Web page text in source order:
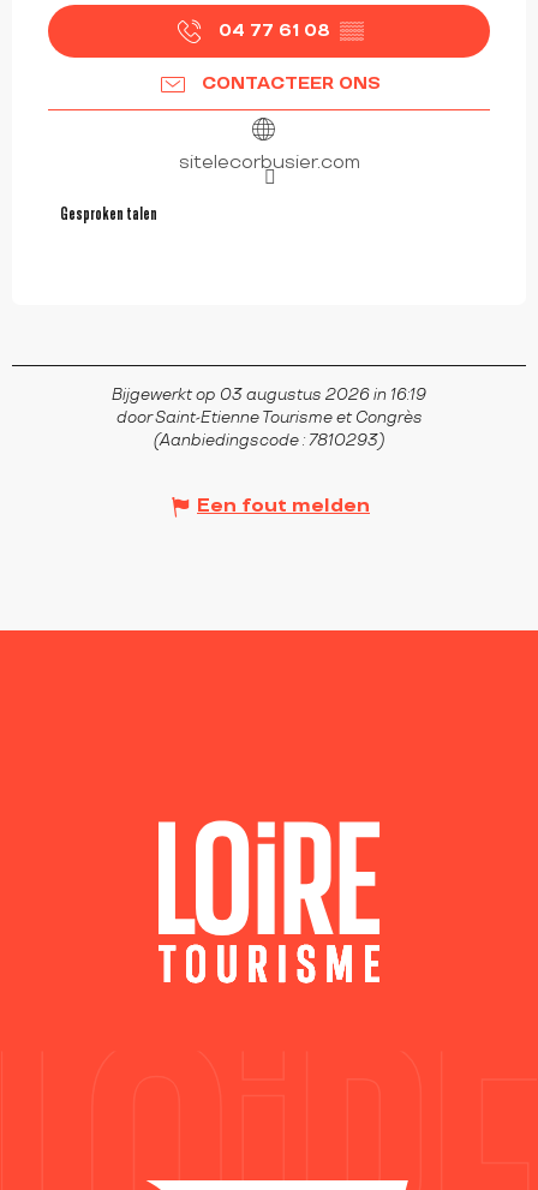
04 77 61 08 ▒▒
CONTACTEER ONS
sitelecorbusier.com
Gesproken talen
Gesproken talen
Bijgewerkt op 03 augustus 2026 in 16:19
door Saint-Etienne Tourisme et Congrès
(Aanbiedingscode :7810293)
Een fout melden